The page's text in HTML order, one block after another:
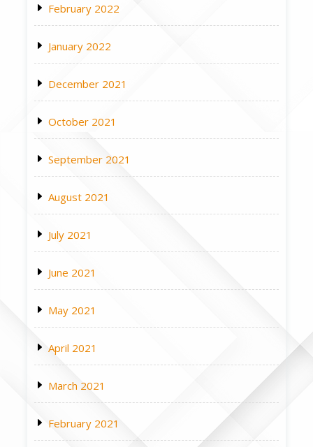
February 2022
January 2022
December 2021
October 2021
September 2021
August 2021
July 2021
June 2021
May 2021
April 2021
March 2021
February 2021